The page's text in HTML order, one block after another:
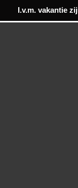
I.v.m. vakantie